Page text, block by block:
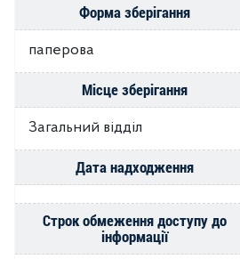
Форма зберігання
паперова
Місце зберігання
Загальний відділ
Дата надходження
Строк обмеження доступу до
інформації